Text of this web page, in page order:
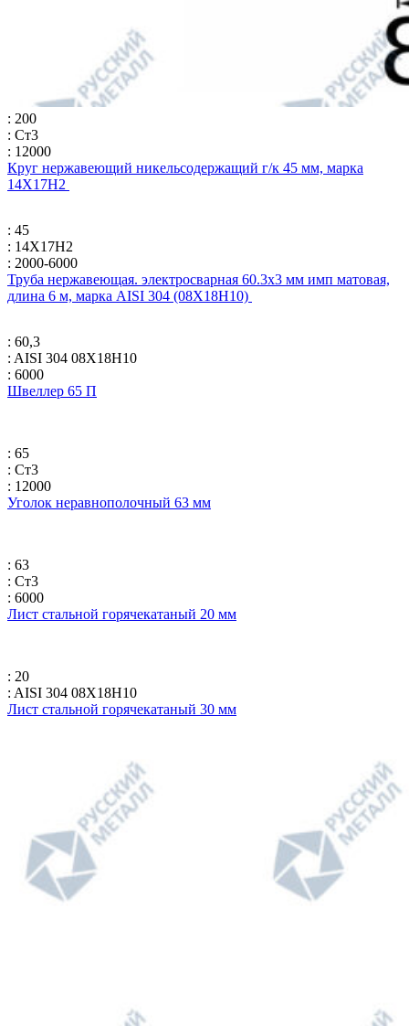
: 200
: Ст3
: 12000
Круг нержавеющий никельсодержащий г/к 45 мм, марка
14Х17Н2
: 45
: 14Х17Н2
: 2000-6000
Труба нержавеющая. электросварная 60.3х3 мм имп матовая,
длина 6 м, марка AISI 304 (08Х18Н10)
: 60,3
: AISI 304 08Х18Н10
: 6000
Швеллер 65 П
: 65
: Ст3
: 12000
Уголок неравнополочный 63 мм
: 63
: Ст3
: 6000
Лист стальной горячекатаный 20 мм
: 20
: AISI 304 08Х18Н10
Лист стальной горячекатаный 30 мм